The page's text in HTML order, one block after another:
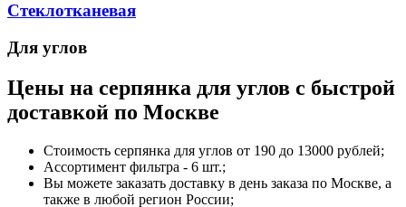
Стеклотканевая
Для углов
Цены на серпянка для углов с быстрой
доставкой по Москве
Стоимость серпянка для углов от 190 до 13000 рублей;
Ассортимент фильтра - 6 шт.;
Вы можете заказать доставку в день заказа по Москве, а
также в любой регион России;